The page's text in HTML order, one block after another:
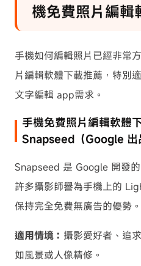
機免費照片編輯
手機如何編輯照片已經非常
片編輯軟體下載推薦，特別
文字編輯 app需求。
手機免費照片編輯軟體
Snapseed（Google 出
Snapseed 是 Google 開發
許多攝影師譽為手機上的
保持完全免費無廣告的優勢。
適用情境： 攝影愛好者、追
如風景或人像精修。